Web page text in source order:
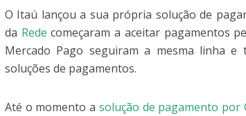
O Itaú lançou a sua própria solução de
da Rede começaram a aceitar pagamentos
Mercado Pago seguiram a mesma linha e
soluções de pagamentos.
Até o momento a solução de pagamento por